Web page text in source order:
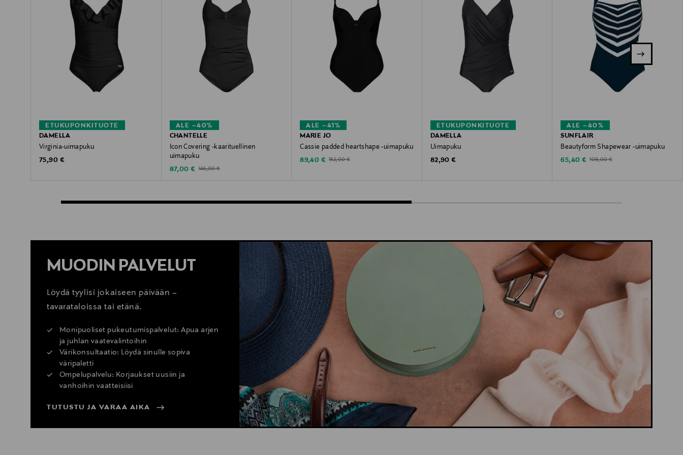
ETUKUPONKITUOTE
DAMELLA
Virginia-uimapuku
Original Price
75,90 €
ALE –40%
CHANTELLE
Icon Covering -kaarituellinen
uimapuku
Discounted Price
87,00 € Original Price
145,00 €
ALE –41%
MARIE JO
Cassie padded heartshape -uimapuku
Discounted Price
89,40 € Original Price
152,00 €
ETUKUPONKITUOTE
DAMELLA
Uimapuku
Original Price
82,90 €
ALE –40%
SUNFLAIR
Beautyform Shapewear -uimapuku
Discounted Price
65,40 € Original Price
109,00 €
MUODIN PALVELUT
Löydä tyylisi jokaiseen päivään –
tavarataloissa tai etänä.
Monipuoliset pukeutumispalvelut: Apua arjen
ja juhlan vaatevalintoihin
Värikonsultaatio: Löydä sinulle sopiva
väripaletti
Ompelupalvelu: Korjaukset uusiin ja
vanhoihin vaatteisiisi
TUTUSTU JA VARAA AIKA